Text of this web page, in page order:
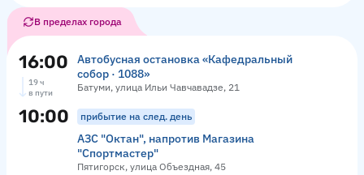
В пределах города
16:00
Автобусная остановка «Кафедральный
собор · 1088»
Батуми, улица Ильи Чавчавадзе, 21
19 ч
в пути
10:00 прибытие на след. день
АЗС "Октан", напротив Магазина
"Спортмастер"
Пятигорск, улица Объездная, 45